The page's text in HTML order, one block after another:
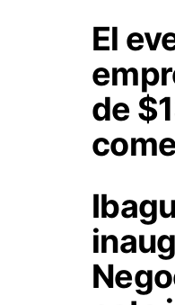
El
de